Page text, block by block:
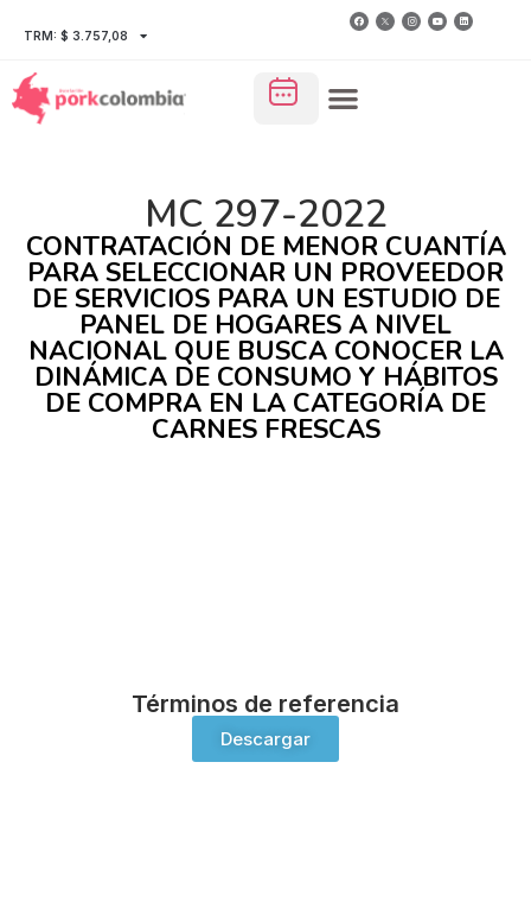
TRM: $ 3.757,08
MC 297-2022
CONTRATACIÓN DE MENOR CUANTÍA
PARA SELECCIONAR UN PROVEEDOR
DE SERVICIOS PARA UN ESTUDIO DE
PANEL DE HOGARES A NIVEL
NACIONAL QUE BUSCA CONOCER LA
DINÁMICA DE CONSUMO Y HÁBITOS
DE COMPRA EN LA CATEGORÍA DE
CARNES FRESCAS
Términos de referencia
Descargar